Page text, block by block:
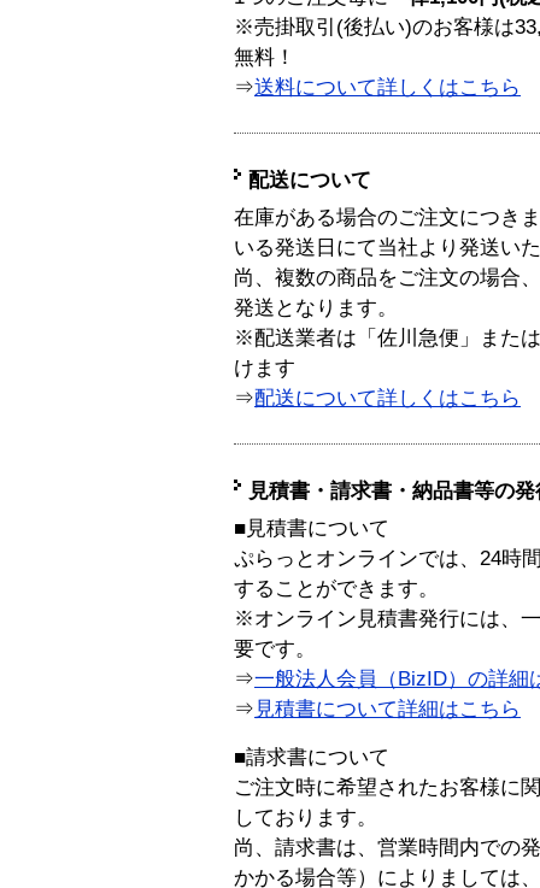
※売掛取引(後払い)のお客様は
無料！
⇒送料について詳しくはこちら
配送について
在庫がある場合のご注文につき
いる発送日にて当社より発送い
尚、複数の商品をご注文の場合
発送となります。
※配送業者は「佐川急便」また
けます
⇒配送について詳しくはこちら
見積書・請求書・納品書等の
■見積書について
ぷらっとオンラインでは、24時
することができます。
※オンライン見積書発行には、
要です。
⇒一般法人会員（BizID）の詳細
⇒ 見積書について詳細はこちら
■請求書について
ご注文時に希望されたお客様に
しております。
尚、請求書は、営業時間内での
かかる場合等）によりましては